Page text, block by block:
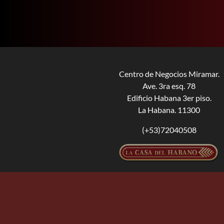
Centro de Negocios Miramar.
Ave. 3ra esq. 78
Edificio Habana 3er piso.
La Habana. 11300
(+53)72040508